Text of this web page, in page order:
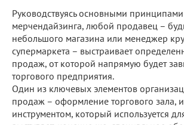
Руководствуясь основными принципами
мерчендайзинга, любой продавец –
небольшого магазина или менеджер
супермаркета – выстраивает
продаж, от которой напрямую будет
торгового предприятия.
Один из ключевых элементов
продаж – оформление торгового зала,
инструментом, который используется